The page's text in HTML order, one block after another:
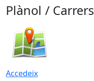
Plànol / Carrers
Accedeix